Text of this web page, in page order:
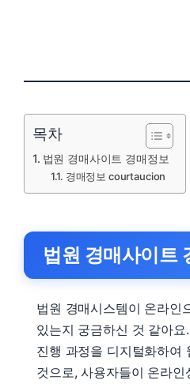
목차
법원 경매사이트 경매정보
경매정보 courtaucion
법원 경매사이트
법원 경매시스템이 온라인
있는지 궁금하신 것 같아
진행 과정을 디지털화하여
것으로, 사용자들이 온라